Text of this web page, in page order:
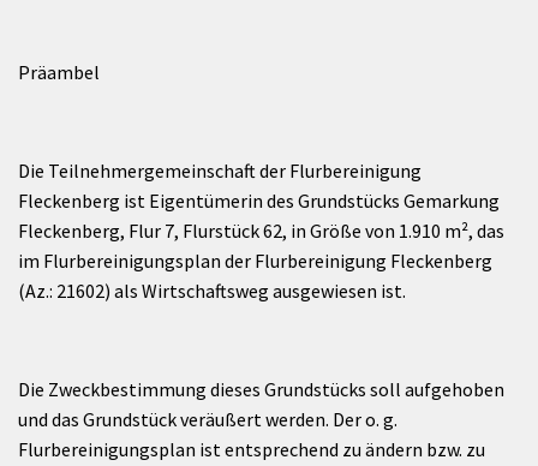
Präambel
Die Teilnehmergemeinschaft der Flurbereinigung
Fleckenberg ist Eigentümerin des Grundstücks Gemarkung
Fleckenberg, Flur 7, Flurstück 62, in Größe von 1.910 m², das
im Flurbereinigungsplan der Flurbereinigung Fleckenberg
(Az.: 21602) als Wirtschaftsweg ausgewiesen ist.
Die Zweckbestimmung dieses Grundstücks soll aufgehoben
und das Grundstück veräußert werden. Der o. g.
Flurbereinigungsplan ist entsprechend zu ändern bzw. zu